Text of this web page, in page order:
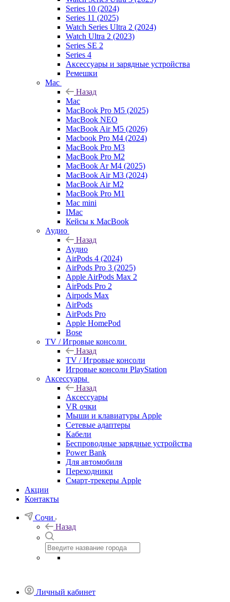
Series 10 (2024)
Series 11 (2025)
Watch Series Ultra 2 (2024)
Watch Ultra 2 (2023)
Series SE 2
Series 4
Аксессуары и зарядные устройства
Ремешки
Mac
Назад
Mac
MacBook Pro M5 (2025)
MacBook NEO
MacBook Air M5 (2026)
Macbook Pro M4 (2024)
MacBook Pro M3
MacBook Pro M2
MacBook Ar M4 (2025)
MacBook Air M3 (2024)
MacBook Air M2
MacBook Pro M1
Mac mini
IMac
Кейсы к MacBook
Аудио
Назад
Аудио
AirPods 4 (2024)
AirPods Pro 3 (2025)
Apple AirPods Max 2
AirPods Pro 2
Airpods Max
AirPods
AirPods Pro
Apple HomePod
Bose
TV / Игровые консоли
Назад
TV / Игровые консоли
Игровые консоли PlayStation
Аксессуары
Назад
Аксессуары
VR очки
Мыши и клавиатуры Apple
Сетевые адаптеры
Кабели
Беспроводные зарядные устройства
Power Bank
Для автомобиля
Переходники
Смарт-трекеры Apple
Акции
Контакты
Сочи
Назад
Личный кабинет